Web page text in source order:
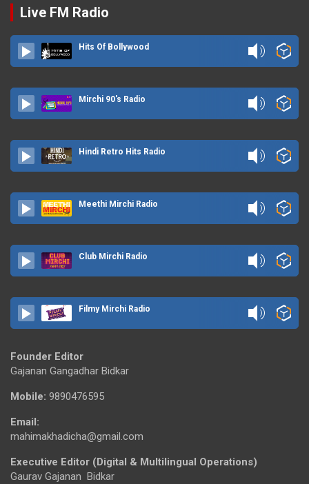
Live FM Radio
Hits Of Bollywood
Mirchi 90's Radio
Hindi Retro Hits Radio
Meethi Mirchi Radio
Club Mirchi Radio
Filmy Mirchi Radio
Founder Editor
Gajanan Gangadhar Bidkar
Mobile: 9890476595
Email:
mahimakhadicha@gmail.com
Executive Editor (Digital & Multilingual Operations)
Gaurav Gajanan Bidkar